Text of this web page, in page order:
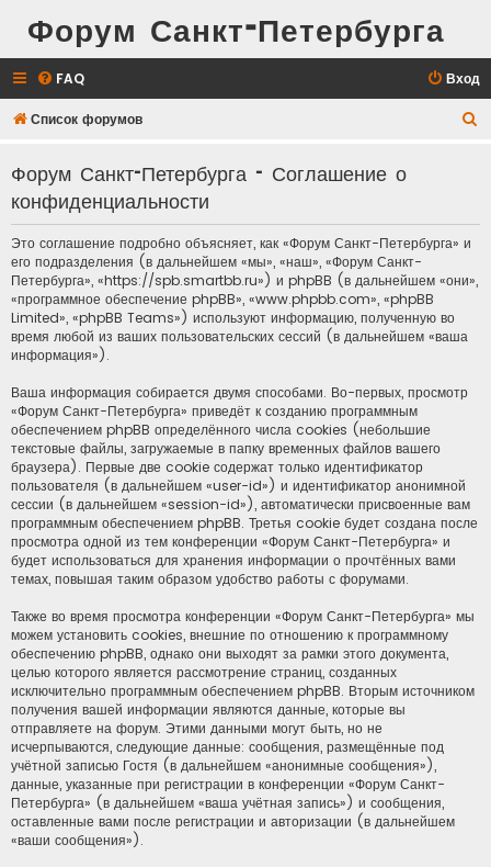
Форум Санкт-Петербурга
FAQ Вход
Список форумов
Форум Санкт-Петербурга - Соглашение о
конфиденциальности
Это соглашение подробно объясняет, как «Форум Санкт-Петербурга» и
его подразделения (в дальнейшем «мы», «наш», «Форум Санкт-
Петербурга», «https://spb.smartbb.ru») и phpBB (в дальнейшем «они»,
«программное обеспечение phpBB», «www.phpbb.com», «phpBB
Limited», «phpBB Teams») используют информацию, полученную во
время любой из ваших пользовательских сессий (в дальнейшем «ваша
информация»).
Ваша информация собирается двумя способами. Во-первых, просмотр
«Форум Санкт-Петербурга» приведёт к созданию программным
обеспечением phpBB определённого числа cookies (небольшие
текстовые файлы, загружаемые в папку временных файлов вашего
браузера). Первые две cookie содержат только идентификатор
пользователя (в дальнейшем «user-id») и идентификатор анонимной
сессии (в дальнейшем «session-id»), автоматически присвоенные вам
программным обеспечением phpBB. Третья cookie будет создана после
просмотра одной из тем конференции «Форум Санкт-Петербурга» и
будет использоваться для хранения информации о прочтённых вами
темах, повышая таким образом удобство работы с форумами.
Также во время просмотра конференции «Форум Санкт-Петербурга» мы
можем установить cookies, внешние по отношению к программному
обеспечению phpBB, однако они выходят за рамки этого документа,
целью которого является рассмотрение страниц, созданных
исключительно программным обеспечением phpBB. Вторым источником
получения вашей информации являются данные, которые вы
отправляете на форум. Этими данными могут быть, но не
исчерпываются, следующие данные: сообщения, размещённые под
учётной записью Гостя (в дальнейшем «анонимные сообщения»),
данные, указанные при регистрации в конференции «Форум Санкт-
Петербурга» (в дальнейшем «ваша учётная запись») и сообщения,
оставленные вами после регистрации и авторизации (в дальнейшем
«ваши сообщения»).